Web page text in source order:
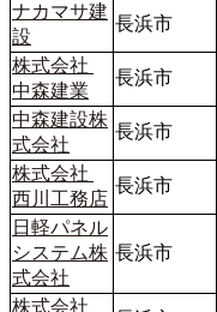
ナカマサ建
設
長浜市
株式会社
中森建業
長浜市
中森建設株
式会社
長浜市
株式会社
西川工務店
長浜市
日軽パネル
システム株
式会社
長浜市
株式会社